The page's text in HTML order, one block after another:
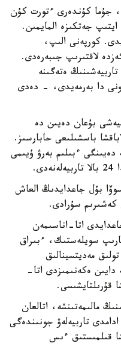
جۇما كۇندەرى ءتورت كۇن
جەتكىزە المايمىن.
كورپەنى الىپ،
لاقتىرىپ جىبەرەدى.
ەتەگىنە
دا بەرمەيدى، - دەدى
بۇعان دەيىن دە
باسشىلىعى حابارسىز.
ءبىلىم بەرۋ ۇيىمى
بۇل جاعدايدىڭ العاش
كەشىرىم سۇرادى.
اتا-اناسىمەن
سويلەستىك، ءبىراق
مەديتسينالىق
ەكەنىمىزدى اتا-
قۇرىلتايشىسى.
مالىمەتىنشە، اتالعان
تاربيەلەۋ جونىندەگى
قىلمىستىق ءىس